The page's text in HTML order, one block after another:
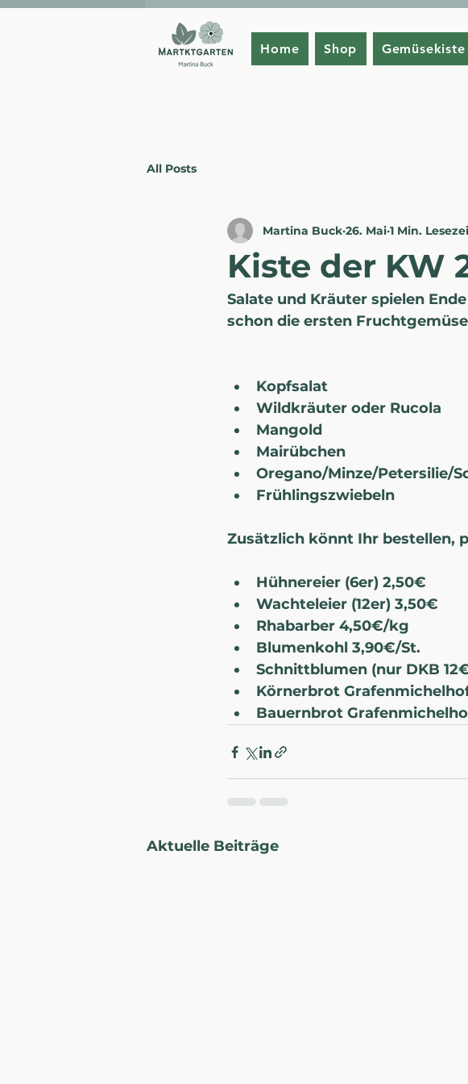
Home Shop Gemüsekiste
All Posts
Kiste der KW
Martina Buck 26. Mai 1 Min.
Salate und Kräuter spielen
schon die ersten
Kopfsalat
Wildkräuter oder Rucola
Mangold
Mairübchen
Oregano/Minze/Petersilie/
Frühlingszwiebeln
Zusätzlich könnt Ihr bestellen,
Hühnereier (6er) 2,50€
Wachteleier (12er) 3,50€
Rhabarber 4,50€/kg
Blumenkohl 3,90€/St.
Schnittblumen (nur DKB
Körnerbrot
Bauernbrot
Aktuelle Beiträge